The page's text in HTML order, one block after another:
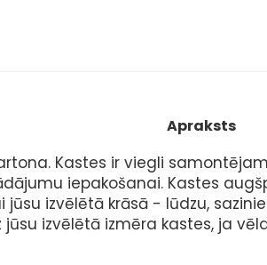
Apraksts
Kastes ir viegli
iepakošanai. Kastes
izvēlētā krāsā - lūdzu,
izvēlētā izmēra kastes, ja